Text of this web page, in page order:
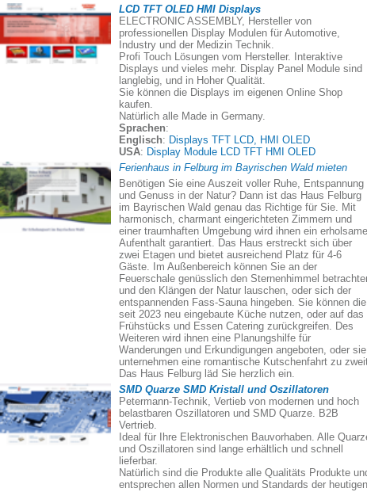
LCD TFT OLED HMI Displays
ELECTRONIC ASSEMBLY, Hersteller von
professionellen Display Modulen für Automotive,
Industry und der Medizin Technik.
Profi Touch Lösungen vom Hersteller. Interaktive
Displays und vieles mehr. Display Panel Module sind
langlebig, und in Hoher Qualität.
Sie können die Displays im eigenen Online Shop
kaufen.
Natürlich alle Made in Germany.
Sprachen:
Englisch: Displays TFT LCD, HMI OLED
USA: Display Module LCD TFT HMI OLED
Ferienhaus in Felburg im Bayrischen Wald mieten
Benötigen Sie eine Auszeit voller Ruhe, Entspannung
und Genuss in der Natur? Dann ist das Haus Felburg
im Bayrischen Wald genau das Richtige für Sie. Mit
harmonisch, charmant eingerichteten Zimmern und
einer traumhaften Umgebung wird ihnen ein
Aufenthalt garantiert. Das Haus erstreckt sich über
zwei Etagen und bietet ausreichend Platz für 4-6
Gäste. Im Außenbereich können Sie an der
Feuerschale genüsslich den Sternenhimmel
und den Klängen der Natur lauschen, oder sich der
entspannenden Fass-Sauna hingeben. Sie können die
seit 2023 neu eingebaute Küche nutzen, oder auf das
Frühstücks und Essen Catering zurückgreifen. Des
Weiteren wird ihnen eine Planungshilfe für
Wanderungen und Erkundigungen angeboten, oder sie
unternehmen eine romantische Kutschenfahrt zu
Das Haus Felburg läd Sie herzlich ein.
SMD Quarze SMD Kristall und Oszillatoren
Petermann-Technik, Vertieb von modernen und hoch
belastbaren Oszillatoren und SMD Quarze. B2B
Vertrieb.
Ideal für Ihre Elektronischen Bauvorhaben. Alle
und Oszillatoren sind lange erhältlich und schnell
lieferbar.
Natürlich sind die Produkte alle Qualitäts Produkte
entsprechen allen Normen und Standards der heutigen